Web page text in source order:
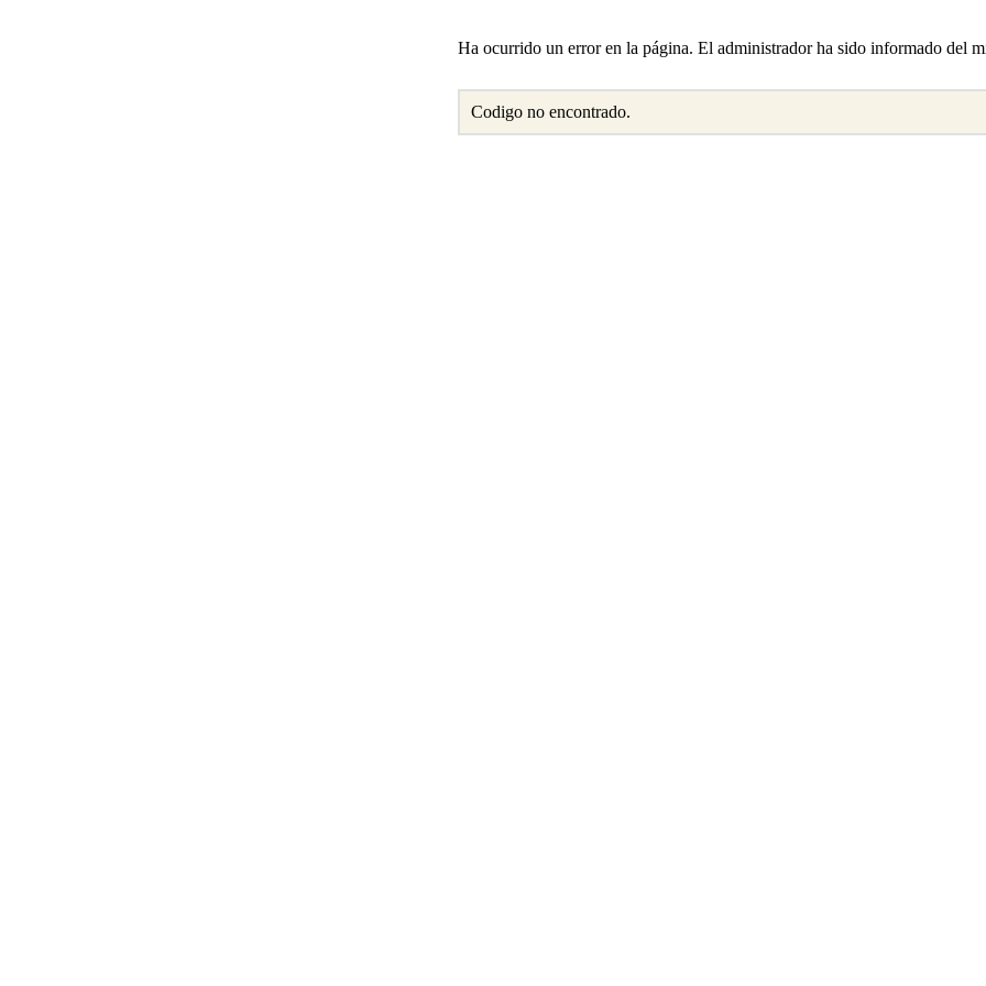
Ha ocurrido un error en la página. El administrador ha sido informado del
Codigo no encontrado.